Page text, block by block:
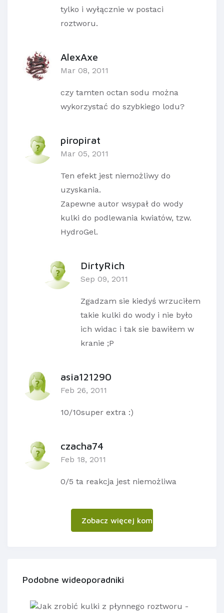
tylko i wyłącznie w postaci
roztworu.
AlexAxe
Mar 08, 2011
czy tamten octan sodu można
wykorzystać do szybkiego lodu?
piropirat
Mar 05, 2011
Ten efekt jest niemożliwy do
uzyskania.
Zapewne autor wsypał do wody
kulki do podlewania kwiatów, tzw.
HydroGel.
DirtyRich
Sep 09, 2011
Zgadzam sie kiedyś wrzuciłem
takie kulki do wody i nie było
ich widac i tak sie bawiłem w
kranie ;P
asia121290
Feb 26, 2011
10/10super extra :)
czacha74
Feb 18, 2011
0/5 ta reakcja jest niemożliwa
Zobacz więcej komentarzy
Podobne wideoporadniki